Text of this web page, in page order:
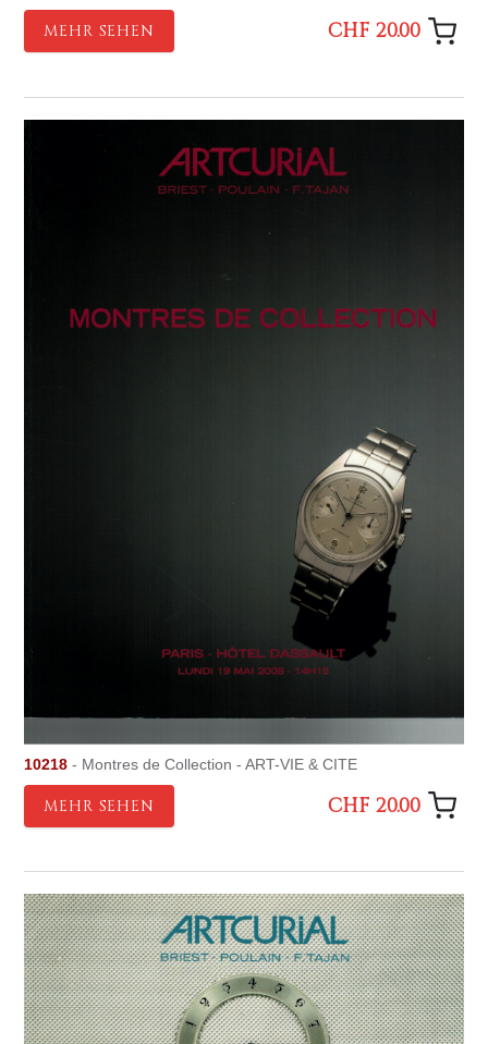
MEHR SEHEN CHF 20.00
10218 - Montres de Collection - ART-VIE & CITE
MEHR SEHEN CHF 20.00